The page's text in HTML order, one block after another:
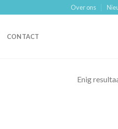
Over ons
CONTACT
Enig